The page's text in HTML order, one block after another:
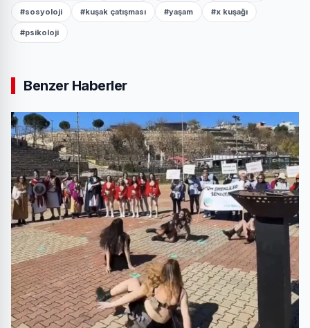
#sosyoloji #kuşak çatışması #yaşam #x kuşağı
#psikoloji
Benzer Haberler